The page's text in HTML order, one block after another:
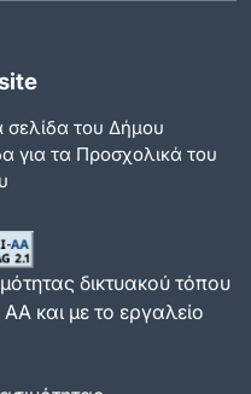
σελίδα του Δήμου
για τα Προσχολικά του
δικτυακού τόπου
και με το εργαλείο